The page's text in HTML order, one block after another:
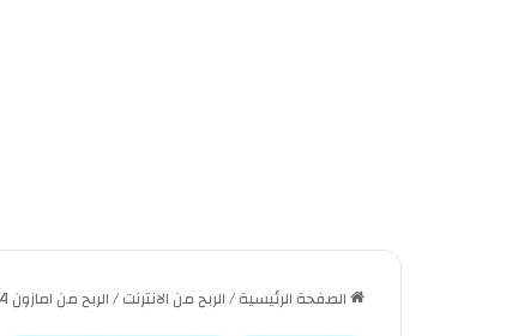
الصفحة الرئيسية/الربح من الانترنت/الربح من امازون 2024: دليلك الشامل للنجاح